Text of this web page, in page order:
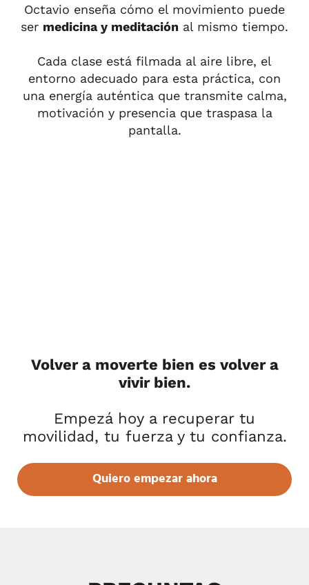
Octavio enseña cómo el movimiento puede
ser medicina y meditación al mismo tiempo.
Cada clase está filmada al aire libre, el
entorno adecuado para esta práctica, con
una energía auténtica que transmite calma,
motivación y presencia que traspasa la
pantalla.
Volver a moverte bien es volver a
vivir bien.
Empezá hoy a recuperar tu
movilidad, tu fuerza y tu confianza.
Quiero empezar ahora